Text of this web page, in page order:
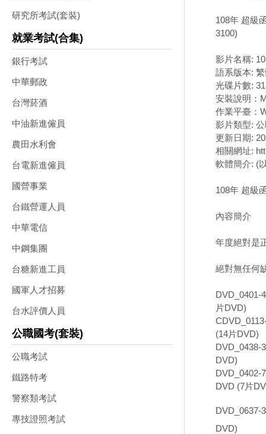
研究所考試(套裝)
就業考試(合集)
銀行考試
中華郵政
台灣菸酒
中油新進僱員
農田水利會
台電新進僱員
國營事業
台鐵營運人員
中華電信
中鋼集團
台糖新進工員
國軍人才招募
台水評價人員
公職國考(套裝)
公職考試
鐵路特考
警察類考試
專技證照考試
108年 超級
3100)
影片名稱:
語系版本:
光碟片數:
安裝說明：
作業平臺：
影片類型:
更新日期:
相關網址:
軟體簡介: (
108年 超級
內容簡介
年度絕對是
絕對無任何
DVD_0401-4
片DVD)
(14片DVD)
DVD_0438-3
DVD)
DVD_0402-7
DVD (7片
DVD_0637-
DVD)